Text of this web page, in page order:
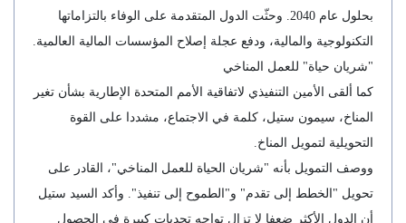
بحلول عام 2040. وحثّت الدول المتقدمة على الوفاء بالتزاماتها
التكنولوجية والمالية، ودفع عجلة إصلاح المؤسسات المالية العالمية.
"شريان حياة" للعمل المناخي
كما ألقى الأمين التنفيذي لاتفاقية الأمم المتحدة الإطارية بشأن تغير
المناخ، سيمون ستيل، كلمة في الاجتماع، مشددا على القوة
التحويلية لتمويل المناخ.
ووصف التمويل بأنه "شريان الحياة للعمل المناخي"، القادر على
تحويل "الخطط إلى تقدم" و"الطموح إلى تنفيذ". وأكد السيد ستيل
أن الدول الأكثر ضعفا لا تزال تواجه تحديات كبيرة في الحصول